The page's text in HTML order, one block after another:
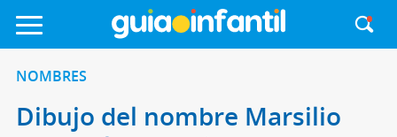
NOMBRES
Dibujo del nombre Marsilio